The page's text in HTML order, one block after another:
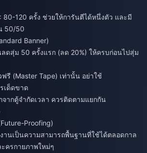
: 80-120 ครั้ง ช่วยให้การันตีได้หนึ่งตัว และมี
50/50
Banner)
ดสุ่ม 50 ครั้งแรก (ลด 20%) ให้ครบก่อนไปสุ่ม
ฟรี (Master Tape) เท่านั้น อย่าใช้
เด็ดขาด
ากตู้จำกัดเวลา ควรติดตามแยกกัน
Proofing)
านเป็นความสามารถพื้นฐานที่ใช้ได้ตลอดกาล
ครกายภาพใหม่ๆ